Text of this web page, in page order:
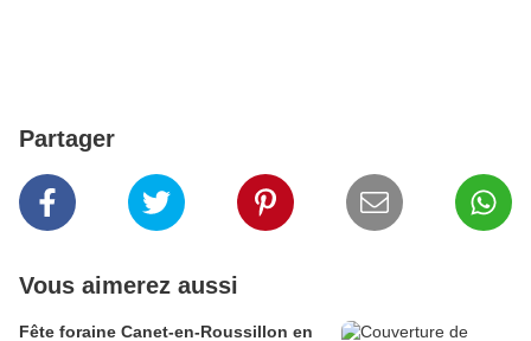
Partager
Vous aimerez aussi
Fête foraine Canet-en-Roussillon en